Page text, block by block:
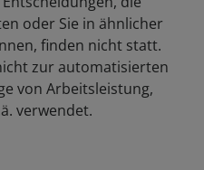
oder Sie in ähnlicher
finden nicht statt.
zur automatisierten
von Arbeitsleistung,
verwendet.